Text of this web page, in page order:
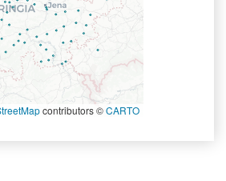
contributors ©CARTO